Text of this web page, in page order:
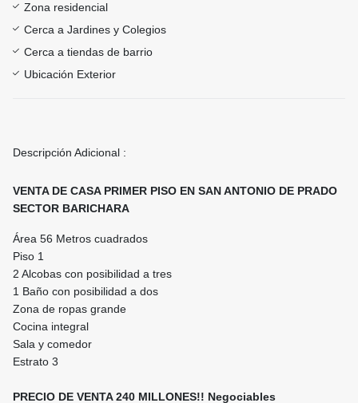
Zona residencial
Cerca a Jardines y Colegios
Cerca a tiendas de barrio
Ubicación Exterior
Descripción Adicional :
VENTA DE CASA PRIMER PISO EN SAN ANTONIO DE PRADO
SECTOR BARICHARA
Área 56 Metros cuadrados
Piso 1
2 Alcobas con posibilidad a tres
1 Baño con posibilidad a dos
Zona de ropas grande
Cocina integral
Sala y comedor
Estrato 3
PRECIO DE VENTA 240 MILLONES!! Negociables